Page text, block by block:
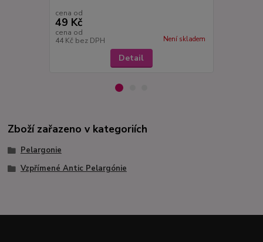
cena od
49 Kč
cena od
44 Kč bez DPH Není skladem
Detail
Zboží zařazeno v kategoriích
Pelargonie
Vzpřímené Antic Pelargónie